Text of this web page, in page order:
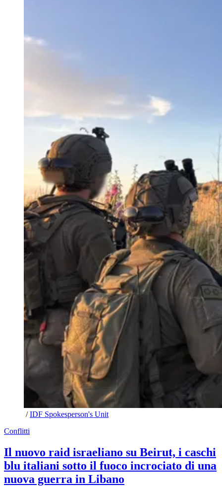
/ IDF Spokesperson's Unit
Conflitti
Il nuovo raid israeliano su Beirut, i caschi
blu italiani sotto il fuoco incrociato di una
nuova guerra in Libano